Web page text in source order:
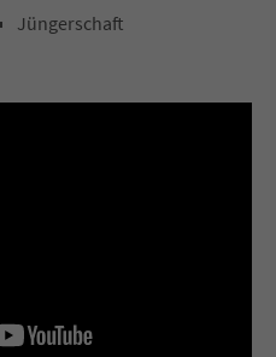
Jüngerschaft